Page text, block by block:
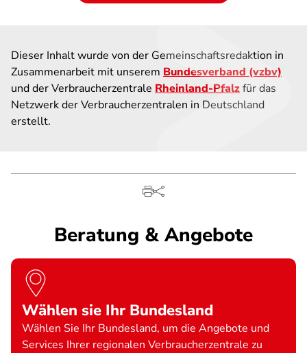
Dieser Inhalt wurde von der Gemeinschaftsredaktion in
Zusammenarbeit mit unserem Bundesverband (vzbv)
und der Verbraucherzentrale Rheinland-Pfalzfür das
Netzwerk der Verbraucherzentralen in Deutschland
erstellt.
Beratung & Angebote
Wählen sie Ihr Bundesland
Wählen Sie Ihr Bundesland, um die Angebote und
Services Ihrer regionalen Verbraucherzentrale zu